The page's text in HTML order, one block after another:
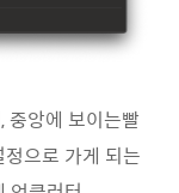
중앙에 보이는빨
으로 가게 되는